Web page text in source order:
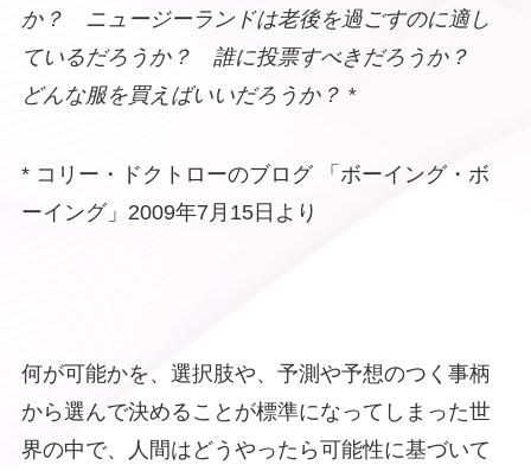
か？ ニュージーランドは老後を過ごすのに適し
ているだろうか？ 誰に投票すべきだろうか？
どんな服を買えばいいだろうか？ *
* コリー・ドクトローのブログ 「ボーイング・ボ
ーイング」2009年7月15日より
何が可能かを、選択肢や、予測や予想のつく事柄
から選んで決めることが標準になってしまった世
界の中で、人間はどうやったら可能性に基づいて